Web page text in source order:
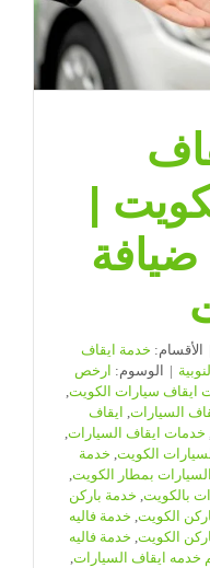
|
ضيافة
الأقسام: خدمة ايقاف
| الوسوم: ارخص
ايقاف سيارات الكويت,
السيارات ايقاف
خدمات ايقاف السيارات
الكويت, خدمة
بمطار الكويت,
بالكويت خدمة باركن
الكويت خدمة فاليه
الكويت خدمة فاليه
خدمه ايقاف السيارات,